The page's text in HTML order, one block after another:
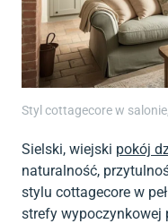
Styl cottagecore w
Sielski, wiejski pokój
naturalność,
stylu cottagecore w
strefy wypoczynkowej